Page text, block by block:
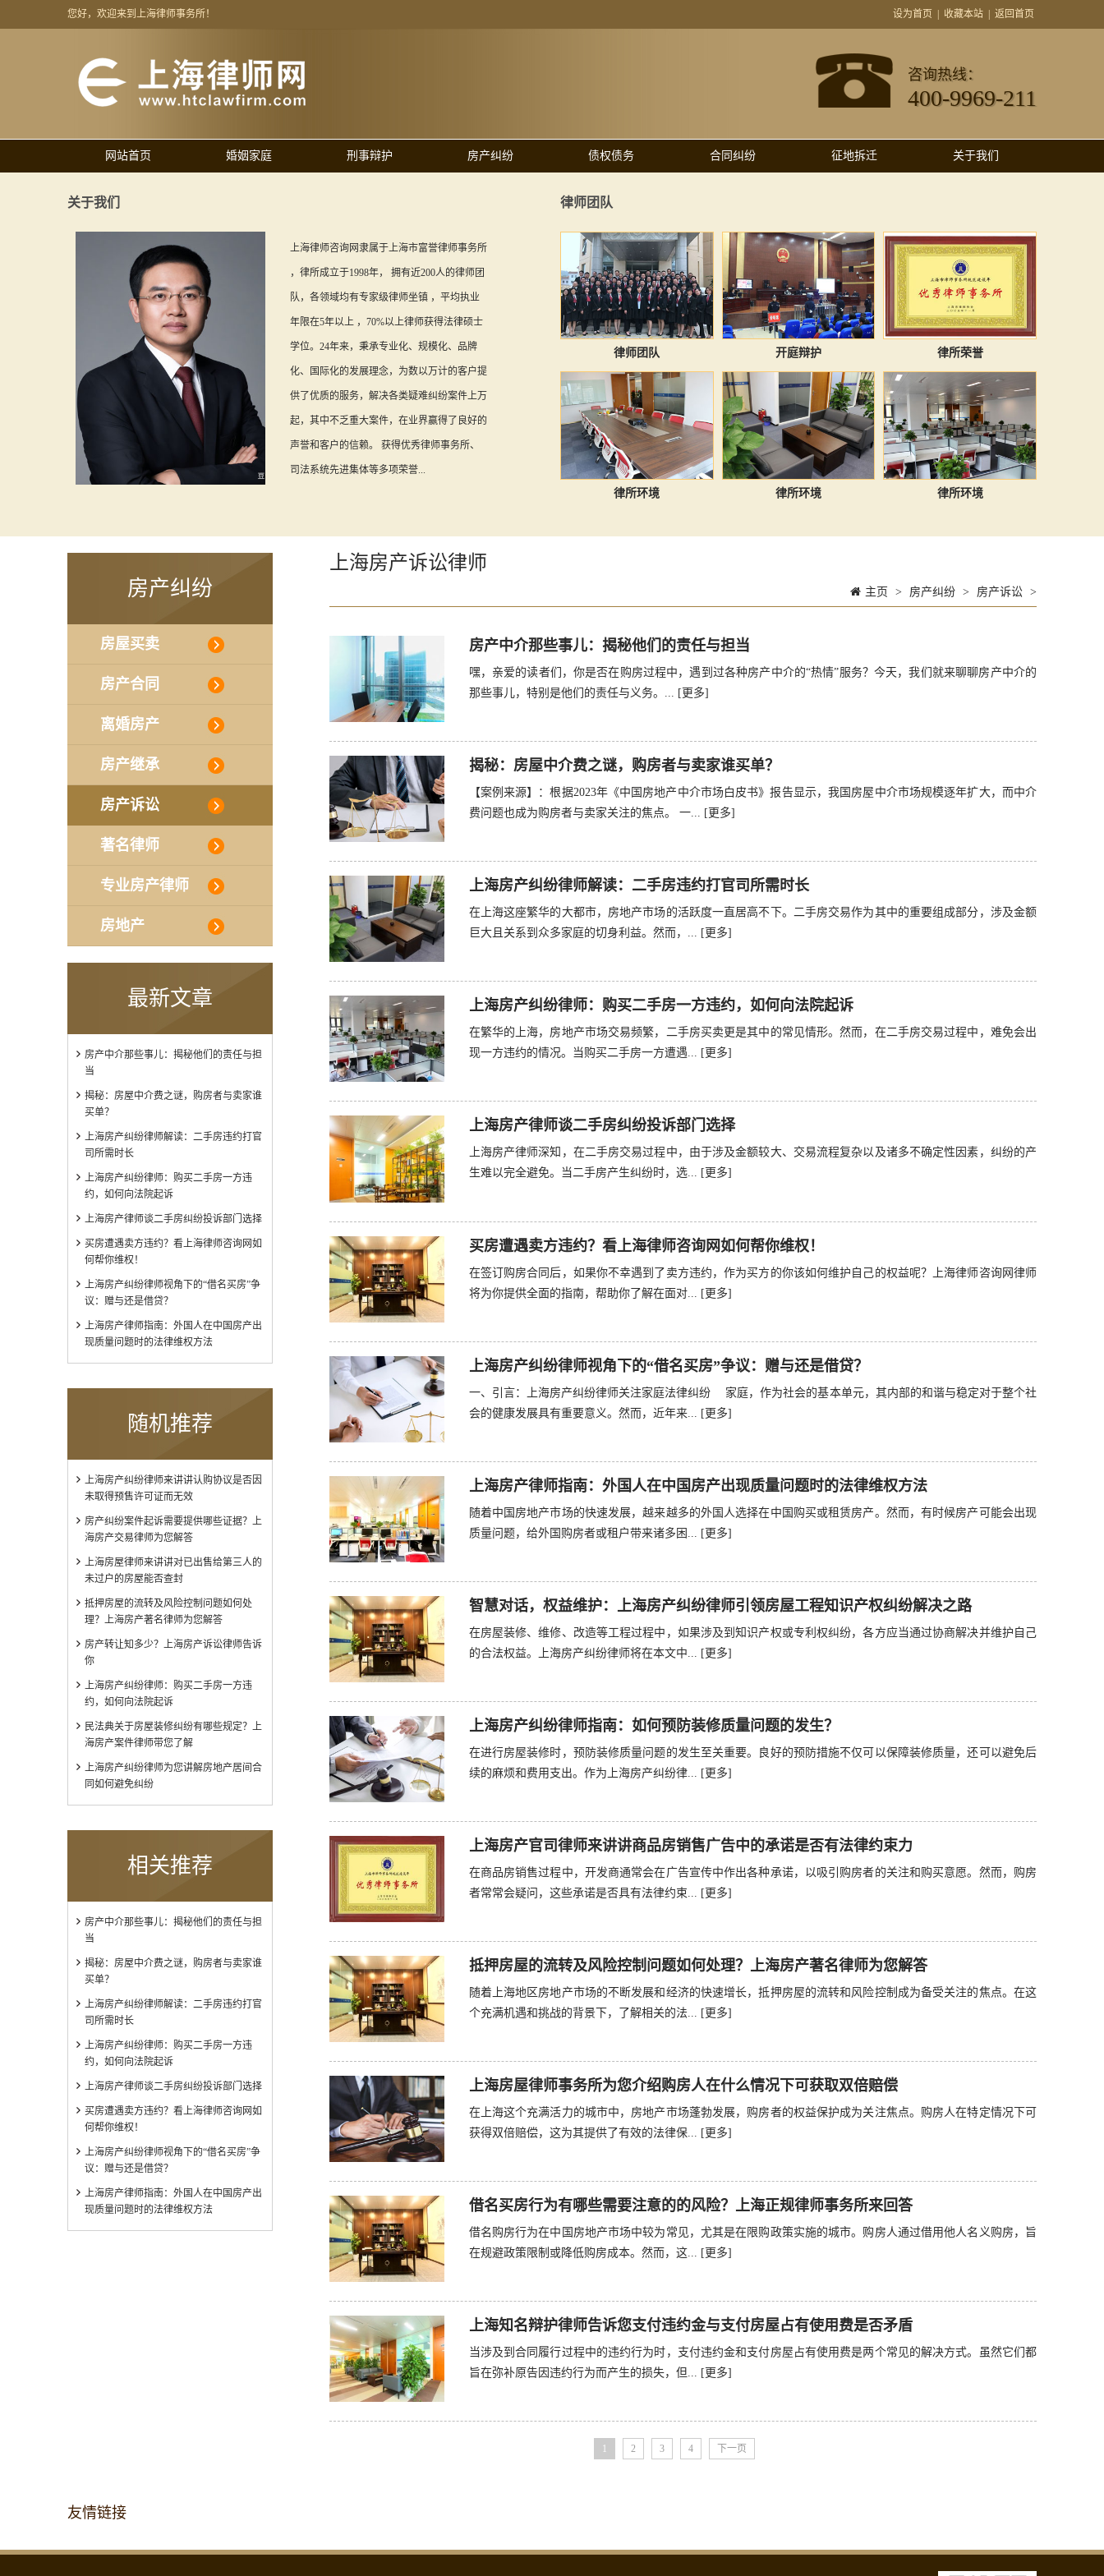
您好，欢迎来到上海律师事务所！ 设为首页 收藏本站 返回首页
咨询热线：
400-9969-211
网站首页 婚姻家庭 刑事辩护 房产纠纷 债权债务 合同纠纷 征地拆迁 关于我们
关于我们
上海律师咨询网隶属于上海市富誉律师事务所
，律所成立于1998年， 拥有近200人的律师团
队，各领域均有专家级律师坐镇 ，平均执业
年限在5年以上 ，70%以上律师获得法律硕士
学位。24年来，秉承专业化、规模化、品牌
化、国际化的发展理念，为数以万计的客户提
供了优质的服务，解决各类疑难纠纷案件上万
起，其中不乏重大案件，在业界赢得了良好的
声誉和客户的信赖。 获得优秀律师事务所、
司法系统先进集体等多项荣誉...
律师团队
律师团队 开庭辩护 律所荣誉
律所环境 律所环境 律所环境
房产纠纷
房屋买卖
房产合同
离婚房产
房产继承
房产诉讼
著名律师
专业房产律师
房地产
最新文章
房产中介那些事儿：揭秘他们的责任与担
当
揭秘：房屋中介费之谜，购房者与卖家谁
买单？
上海房产纠纷律师解读：二手房违约打官
司所需时长
上海房产纠纷律师：购买二手房一方违
约，如何向法院起诉
上海房产律师谈二手房纠纷投诉部门选择
买房遭遇卖方违约？看上海律师咨询网如
何帮你维权！
上海房产纠纷律师视角下的“借名买房”争
议：赠与还是借贷？
上海房产律师指南：外国人在中国房产出
现质量问题时的法律维权方法
随机推荐
上海房产纠纷律师来讲讲认购协议是否因
未取得预售许可证而无效
房产纠纷案件起诉需要提供哪些证据？上
海房产交易律师为您解答
上海房屋律师来讲讲对已出售给第三人的
未过户的房屋能否查封
抵押房屋的流转及风险控制问题如何处
理？上海房产著名律师为您解答
房产转让知多少？上海房产诉讼律师告诉
你
上海房产纠纷律师：购买二手房一方违
约，如何向法院起诉
民法典关于房屋装修纠纷有哪些规定？上
海房产案件律师带您了解
上海房产纠纷律师为您讲解房地产居间合
同如何避免纠纷
相关推荐
房产中介那些事儿：揭秘他们的责任与担
当
揭秘：房屋中介费之谜，购房者与卖家谁
买单？
上海房产纠纷律师解读：二手房违约打官
司所需时长
上海房产纠纷律师：购买二手房一方违
约，如何向法院起诉
上海房产律师谈二手房纠纷投诉部门选择
买房遭遇卖方违约？看上海律师咨询网如
何帮你维权！
上海房产纠纷律师视角下的“借名买房”争
议：赠与还是借贷？
上海房产律师指南：外国人在中国房产出
现质量问题时的法律维权方法
上海房产诉讼律师
主页 > 房产纠纷 > 房产诉讼 >
房产中介那些事儿：揭秘他们的责任与担当
嘿，亲爱的读者们，你是否在购房过程中，遇到过各种房产中介的“热情”服务？今天，我们就来聊聊房产中介的
那些事儿，特别是他们的责任与义务。... [更多]
揭秘：房屋中介费之谜，购房者与卖家谁买单？
【案例来源】：根据2023年《中国房地产中介市场白皮书》报告显示，我国房屋中介市场规模逐年扩大，而中介
费问题也成为购房者与卖家关注的焦点。 一...
[更多]
上海房产纠纷律师解读：二手房违约打官司所需时长
在上海这座繁华的大都市，房地产市场的活跃度一直居高不下。二手房交易作为其中的重要组成部分，涉及金额
巨大且关系到众多家庭的切身利益。然而，...
[更多]
上海房产纠纷律师：购买二手房一方违约，如何向法院起诉
在繁华的上海，房地产市场交易频繁，二手房买卖更是其中的常见情形。然而，在二手房交易过程中，难免会出
现一方违约的情况。当购买二手房一方遭遇... [更多]
上海房产律师谈二手房纠纷投诉部门选择
上海房产律师深知，在二手房交易过程中，由于涉及金额较大、交易流程复杂以及诸多不确定性因素，纠纷的产
生难以完全避免。当二手房产生纠纷时，选... [更多]
买房遭遇卖方违约？看上海律师咨询网如何帮你维权！
在签订购房合同后，如果你不幸遇到了卖方违约，作为买方的你该如何维护自己的权益呢？上海律师咨询网律师
将为你提供全面的指南，帮助你了解在面对... [更多]
上海房产纠纷律师视角下的“借名买房”争议：赠与还是借贷？
一、引言：上海房产纠纷律师关注家庭法律纠纷 家庭，作为社会的基本单元，其内部的和谐与稳定对于整个社
会的健康发展具有重要意义。然而，近年来... [更多]
上海房产律师指南：外国人在中国房产出现质量问题时的法律维权方法
随着中国房地产市场的快速发展，越来越多的外国人选择在中国购买或租赁房产。然而，有时候房产可能会出现
质量问题，给外国购房者或租户带来诸多困... [更多]
智慧对话，权益维护：上海房产纠纷律师引领房屋工程知识产权纠纷解决之路
在房屋装修、维修、改造等工程过程中，如果涉及到知识产权或专利权纠纷，各方应当通过协商解决并维护自己
的合法权益。上海房产纠纷律师将在本文中...
[更多]
上海房产纠纷律师指南：如何预防装修质量问题的发生？
在进行房屋装修时，预防装修质量问题的发生至关重要。良好的预防措施不仅可以保障装修质量，还可以避免后
续的麻烦和费用支出。作为上海房产纠纷律... [更多]
上海房产官司律师来讲讲商品房销售广告中的承诺是否有法律约束力
在商品房销售过程中，开发商通常会在广告宣传中作出各种承诺，以吸引购房者的关注和购买意愿。然而，购房
者常常会疑问，这些承诺是否具有法律约束... [更多]
抵押房屋的流转及风险控制问题如何处理？上海房产著名律师为您解答
随着上海地区房地产市场的不断发展和经济的快速增长，抵押房屋的流转和风险控制成为备受关注的焦点。在这
个充满机遇和挑战的背景下，了解相关的法... [更多]
上海房屋律师事务所为您介绍购房人在什么情况下可获取双倍赔偿
在上海这个充满活力的城市中，房地产市场蓬勃发展，购房者的权益保护成为关注焦点。购房人在特定情况下可
获得双倍赔偿，这为其提供了有效的法律保... [更多]
借名买房行为有哪些需要注意的的风险？上海正规律师事务所来回答
借名购房行为在中国房地产市场中较为常见，尤其是在限购政策实施的城市。购房人通过借用他人名义购房，旨
在规避政策限制或降低购房成本。然而，这... [更多]
上海知名辩护律师告诉您支付违约金与支付房屋占有使用费是否矛盾
当涉及到合同履行过程中的违约行为时，支付违约金和支付房屋占有使用费是两个常见的解决方式。虽然它们都
旨在弥补原告因违约行为而产生的损失，但... [更多]
1 2 3 4 下一页
友情链接